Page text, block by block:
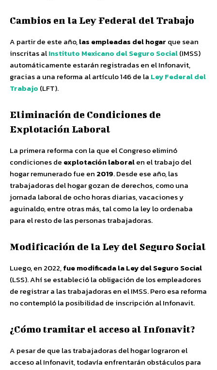
Cambios en la Ley Federal del Trabajo
A partir de este año,las empleadas del hogar que sean
inscritas alInstituto Mexicano del Seguro Social(IMSS)
automáticamente estarán registradas en el Infonavit,
gracias a una reforma al artículo 146 de la Ley Federal del
Trabajo (LFT).
Eliminación de Condiciones de
Explotación Laboral
La primera reforma con la que el Congreso eliminó
condiciones de explotación laboralen el trabajo del
hogar remunerado fue en 2019. Desde ese año, las
trabajadoras del hogar gozan de derechos, como una
jornada laboral de ocho horas diarias, vacaciones y
aguinaldo, entre otras más, tal como la ley lo ordenaba
para el resto de las personas trabajadoras.
Modificación de la Ley del Seguro Social
Luego, en 2022,fue modificada la Ley del Seguro Social
(LSS). Ahí se estableció la obligación de los empleadores
de registrar a las trabajadoras en el IMSS. Pero esa reforma
no contempló la posibilidad de inscripción al Infonavit.
¿Cómo tramitar el acceso al Infonavit?
A pesar de que las trabajadoras del hogar lograron el
acceso al Infonavit, todavía enfrentarán obstáculos para